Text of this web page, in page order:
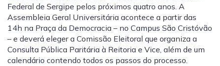
Federal de Sergipe pelos próximos quatro anos. A
Assembleia Geral Universitária acontece a partir das
14h na Praça da Democracia – no Campus São Cristóvão
– e deverá eleger a Comissão Eleitoral que organiza a
Consulta Pública Paritária à Reitoria e Vice, além de um
calendário contendo todos os passos do processo.